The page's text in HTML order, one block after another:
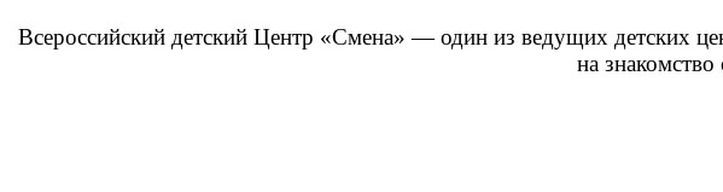
Всероссийский детский Центр «Смена» — один из ведущих детских
на